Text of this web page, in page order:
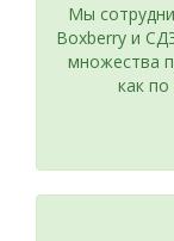
Мы
Boxberry и
множества
как